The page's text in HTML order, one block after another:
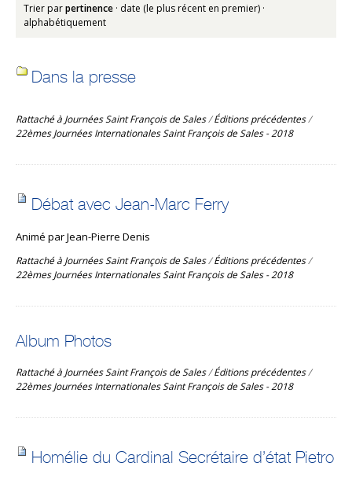
Trier parpertinence · date (le plus récent en premier) ·
alphabétiquement
Dans la presse
Rattaché à Journées Saint François de Sales/Éditions précédentes/
22èmes Journées Internationales Saint François de Sales - 2018
Débat avec Jean-Marc Ferry
Animé par Jean-Pierre Denis
Rattaché à Journées Saint François de Sales/Éditions précédentes/
22èmes Journées Internationales Saint François de Sales - 2018
Album Photos
Rattaché à Journées Saint François de Sales/Éditions précédentes/
22èmes Journées Internationales Saint François de Sales - 2018
Homélie du Cardinal Secrétaire d’état Pietro